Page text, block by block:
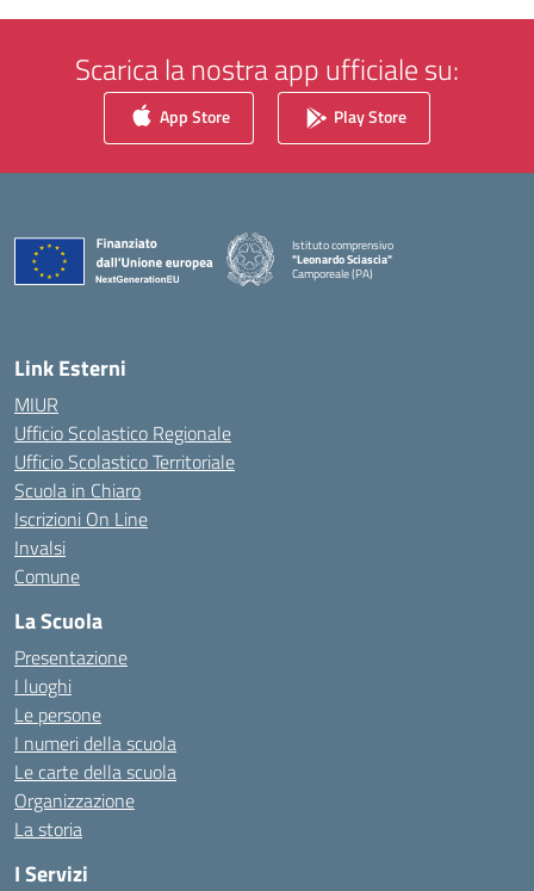
Scarica la nostra app ufficiale su:
App Store Play Store
Istituto comprensivo
"Leonardo Sciascia"
Camporeale (PA)
— Visita la pagina iniziale della scuola
Link Esterni
MIUR
Ufficio Scolastico Regionale
Ufficio Scolastico Territoriale
Scuola in Chiaro
Iscrizioni On Line
Invalsi
Comune
La Scuola
Presentazione
I luoghi
Le persone
I numeri della scuola
Le carte della scuola
Organizzazione
La storia
I Servizi